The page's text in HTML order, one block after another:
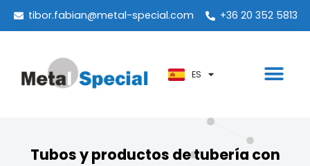
tibor.fabian@metal-special.com +36 20 352 5813
ES
PT
KO
AR
Tubos y productos de tubería con